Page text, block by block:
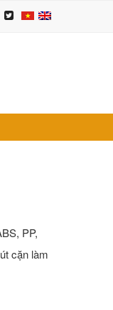
PP,
cặn làm